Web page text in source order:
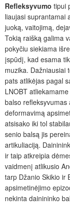
Refleksyvumo tipui
liaujasi suprantamai
juoką, vaitojimą,
Tokią raišką galima
pokyčiu siekiama
įspūdį, kad esama
muzika. Dažniausiai
pats atlikėjas pagal
LNOBT
balso
deformavimą
atsisako iki tol
senio balsą jis
artikuliaciją.
ir taip atkreipia
vaidmenį atlikusio
tarp Džanio Skikio ir
apsimetinėjimo
nekinta dainininko